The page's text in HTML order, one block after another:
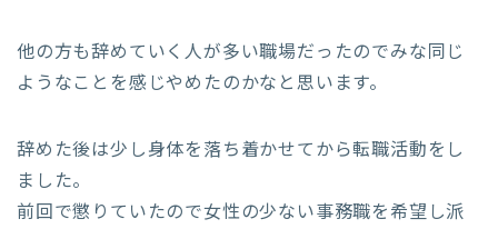
他の方も辞めていく人が多い職場だったのでみな同じ
ようなことを感じやめたのかなと思います。
辞めた後は少し身体を落ち着かせてから転職活動をし
ました。
前回で懲りていたので女性の少ない事務職を希望し派